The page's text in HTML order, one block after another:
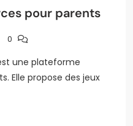
pour parents
0
une plateforme
Elle propose des jeux